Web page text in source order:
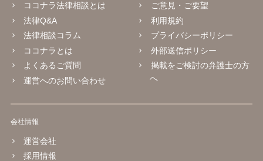
ココナラ法律相談とは
法律Q&A
法律相談コラム
ココナラとは
よくあるご質問
運営へのお問い合わせ
ご意見・ご要望
利用規約
プライバシーポリシー
外部送信ポリシー
掲載をご検討の弁護士の方
へ
会社情報
運営会社
採用情報